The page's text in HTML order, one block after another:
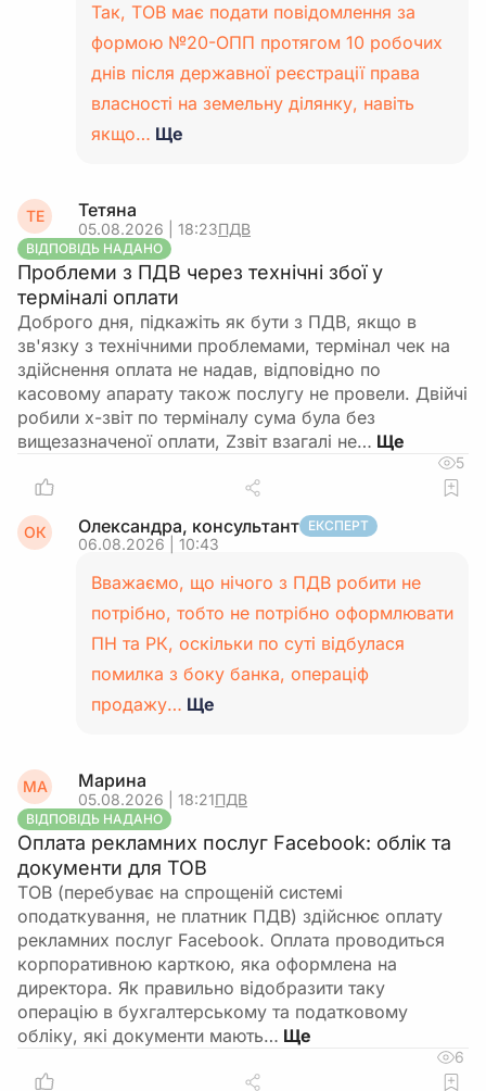
Так, ТОВ має подати повідомлення за
формою №20-ОПП протягом 10 робочих
днів після державної реєстрації права
власності на земельну ділянку, навіть
якщо… Ще
ТЕ Тетяна
05.08.2026 | 18:23ПДВ
ВІДПОВІДЬ НАДАНО
Проблеми з ПДВ через технічні збої у
терміналі оплати
Доброго дня, підкажіть як бути з ПДВ, якщо в
зв'язку з технічними проблемами, термінал чек на
здійснення оплата не надав, відповідно по
касовому апарату також послугу не провели. Двійчі
робили х-звіт по терміналу сума була без
вищезазначеної оплати, Zзвіт взагалі не…
5
ОК Олександра, консультант ЕКСПЕРТ
06.08.2026 | 10:43
Вважаємо, що нічого з ПДВ робити не
потрібно, тобто не потрібно оформлювати
ПН та РК, оскільки по суті відбулася
помилка з боку банка, операціф
продажу… Ще
МА Марина
05.08.2026 | 18:21ПДВ
ВІДПОВІДЬ НАДАНО
Оплата рекламних послуг Facebook: облік та
документи для ТОВ
ТОВ (перебуває на спрощеній системі
оподаткування, не платник ПДВ) здійснює оплату
рекламних послуг Facebook. Оплата проводиться
корпоративною карткою, яка оформлена на
директора. Як правильно відобразити таку
операцію в бухгалтерському та податковому
обліку, які документи мають…
6